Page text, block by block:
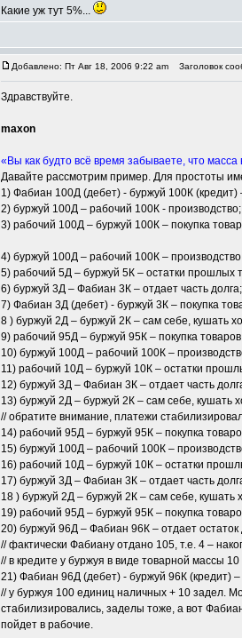
Какие уж тут 5%...
Добавлено: Пт Авг 18, 2006 9:22 am Заголовок
Здравствуйте.
maxon
«Вы как будто всё время забываете, что
Давайте рассмотрим пример. Для простоты
1) Фабиан 100Д (дебет) - буржуй 100К (кредит)
2) буржуй 100Д – рабочий 100К - производство;
3) рабочий 100Д – буржуй 100К – покупка
4) буржуй 100Д – рабочий 100К –
5) рабочий 5Д – буржуй 5К – остатки прошлых
6) буржуй 3Д – Фабиан 3К – отдает часть долга;
7) Фабиан 3Д (дебет) - буржуй 3К – покупка
8 ) буржуй 2Д – буржуй 2К – сам себе, кушать
9) рабочий 95Д – буржуй 95К – покупка
10) буржуй 100Д – рабочий 100К –
11) рабочий 10Д – буржуй 10К – остатки
12) буржуй 3Д – Фабиан 3К – отдает часть
13) буржуй 2Д – буржуй 2К – сам себе, кушать
// обратите внимание, платежи
14) рабочий 95Д – буржуй 95К – покупка
15) буржуй 100Д – рабочий 100К –
16) рабочий 10Д – буржуй 10К – остатки
17) буржуй 3Д – Фабиан 3К – отдает часть
18 ) буржуй 2Д – буржуй 2К – сам себе, кушать
19) рабочий 95Д – буржуй 95К – покупка
20) буржуй 96Д – Фабиан 96К – отдает
// фактически Фабиану отдано 105, т.е. 4 –
// в кредите у буржуя в виде товарной массы
21) Фабиан 96Д (дебет) - буржуй 96К (кредит) –
// у буржуя 100 единиц наличных + 10 задел.
стабилизировались, заделы тоже, а вот
пойдет в рабочие.